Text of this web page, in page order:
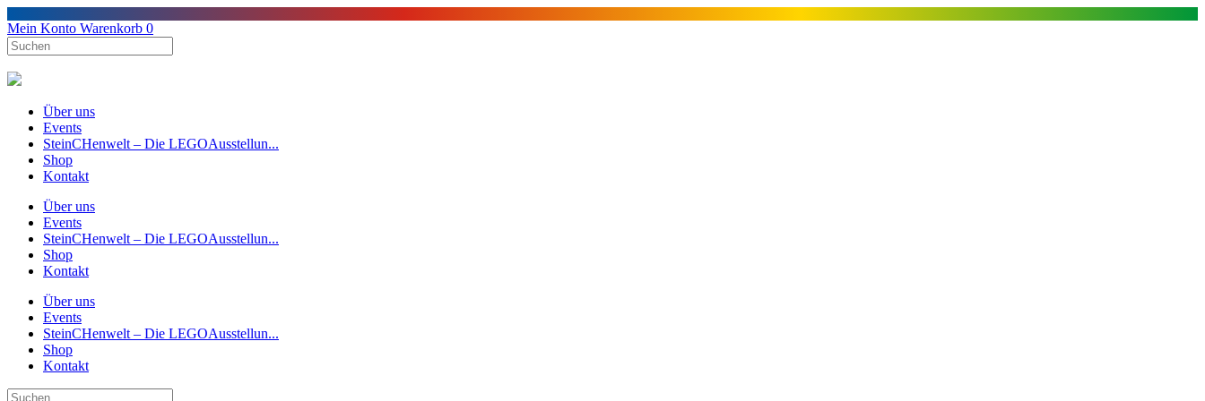
Mein Konto Warenkorb 0
Über uns
Events
SteinCHenwelt – Die LEGOAusstellun...
Shop
Kontakt
Über uns
Events
SteinCHenwelt – Die LEGOAusstellun...
Shop
Kontakt
Über uns
Events
SteinCHenwelt – Die LEGOAusstellun...
Shop
Kontakt